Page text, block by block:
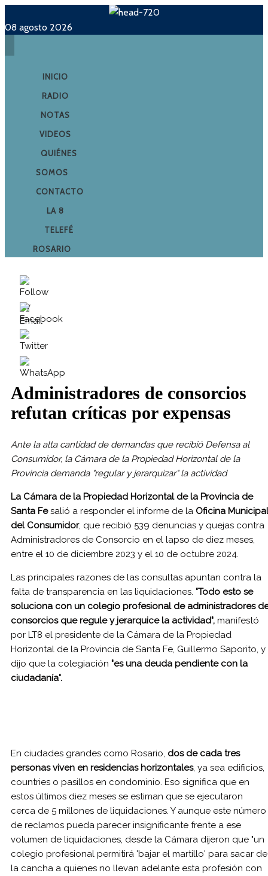
08 agosto 2026
INICIO
RADIO
NOTAS
VIDEOS
QUIÉNES
SOMOS
CONTACTO
LA 8
TELEFÉ
ROSARIO
Administradores de consorcios
refutan críticas por expensas
Ante la alta cantidad de demandas que recibió Defensa al
Consumidor, la Cámara de la Propiedad Horizontal de la
Provincia demanda "regular y jerarquizar" la actividad
La Cámara de la Propiedad Horizontal de la Provincia de
Santa Fesalió a responder el informe de la Oficina Municipal
del Consumidor, que recibió 539 denuncias y quejas contra
Administradores de Consorcio en el lapso de diez meses,
entre el 10 de diciembre 2023 y el 10 de octubre 2024.
Las principales razones de las consultas apuntan contra la
falta de transparencia en las liquidaciones. "Todo esto se
soluciona con un colegio profesional de administradores
consorcios que regule y jerarquice la actividad", manifestó
por LT8 el presidente de la Cámara de la Propiedad
Horizontal de la Provincia de Santa Fe, Guillermo Saporito, y
dijo que la colegiación "es una deuda pendiente con la
ciudadanía".
En ciudades grandes como Rosario, dos de cada tres
personas viven en residencias horizontales, ya sea edificios,
countries o pasillos en condominio. Eso significa que en
estos últimos diez meses se estiman que se ejecutaron
cerca de 5 millones de liquidaciones. Y aunque este número
de reclamos pueda parecer insignificante frente a ese
volumen de liquidaciones, desde la Cámara dijeron que "un
colegio profesional permitirá 'bajar el martillo' para sacar de
la cancha a quienes no llevan adelante esta profesión con